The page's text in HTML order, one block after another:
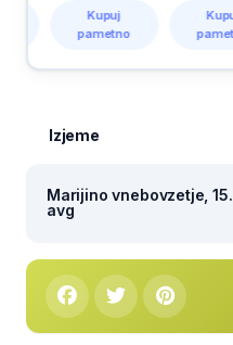
Kupuj
pametno
Kupuj
pametno
Izjeme
Marijino vnebovzetje, 15.
avg